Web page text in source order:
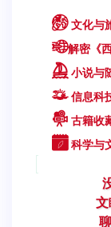
文化与
解密《
小说与
信息科
古籍收
科学与
文